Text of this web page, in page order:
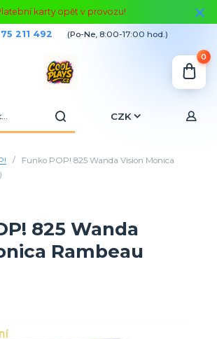
karty opět v provozu!
CZK
211 492 (Po-Ne, 8:00-17:00 hod.)
0
Funko POP! 825 Wanda Vision Monica
825 Wanda
Rambeau